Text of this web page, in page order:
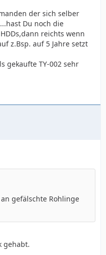
der sich selber
Du noch die
reichts wenn
z.Bsp. auf 5 Jahre setzt
gekaufte TY-002 sehr
gefälschte Rohlinge
gehabt.